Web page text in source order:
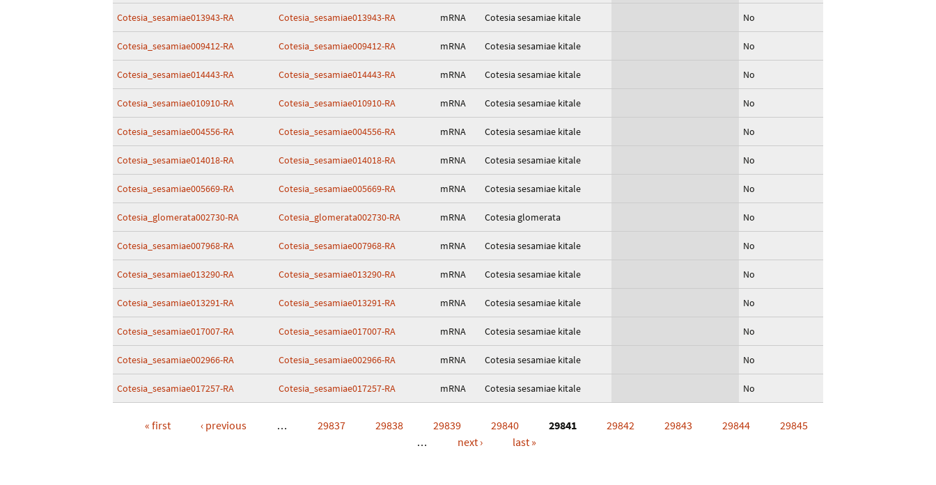
Cotesia_sesamiae013943-RA Cotesia_sesamiae013943-RA mRNA Cotesia sesamiae kitale No
Cotesia_sesamiae009412-RA Cotesia_sesamiae009412-RA mRNA Cotesia sesamiae kitale No
Cotesia_sesamiae014443-RA Cotesia_sesamiae014443-RA mRNA Cotesia sesamiae kitale No
Cotesia_sesamiae010910-RA Cotesia_sesamiae010910-RA mRNA Cotesia sesamiae kitale No
Cotesia_sesamiae004556-RA Cotesia_sesamiae004556-RA mRNA Cotesia sesamiae kitale No
Cotesia_sesamiae014018-RA Cotesia_sesamiae014018-RA mRNA Cotesia sesamiae kitale No
Cotesia_sesamiae005669-RA Cotesia_sesamiae005669-RA mRNA Cotesia sesamiae kitale No
Cotesia_glomerata002730-RA Cotesia_glomerata002730-RA mRNA Cotesia glomerata No
Cotesia_sesamiae007968-RA Cotesia_sesamiae007968-RA mRNA Cotesia sesamiae kitale No
Cotesia_sesamiae013290-RA Cotesia_sesamiae013290-RA mRNA Cotesia sesamiae kitale No
Cotesia_sesamiae013291-RA Cotesia_sesamiae013291-RA mRNA Cotesia sesamiae kitale No
Cotesia_sesamiae017007-RA Cotesia_sesamiae017007-RA mRNA Cotesia sesamiae kitale No
Cotesia_sesamiae002966-RA Cotesia_sesamiae002966-RA mRNA Cotesia sesamiae kitale No
Cotesia_sesamiae017257-RA Cotesia_sesamiae017257-RA mRNA Cotesia sesamiae kitale No
« first ‹ previous … 29837 29838 29839 29840 29841 29842 29843 29844
29845
…
next › last »